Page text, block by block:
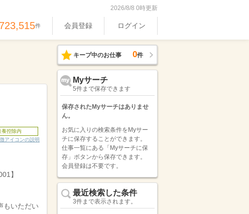
2026/8/8 0時更新
723,515件 会員登録 ログイン
養控除内
アイコンの説明
】
もいただい
キープ中のお仕事 0件
Myサーチ
5件まで保存できます
保存されたMyサーチはありませ
ん。
お気に入りの検索条件をMyサー
チに保存することができます。
仕事一覧にある「Myサーチに保
存」ボタンから保存できます。
会員登録は不要です。
最近検索した条件
3件まで表示されます。